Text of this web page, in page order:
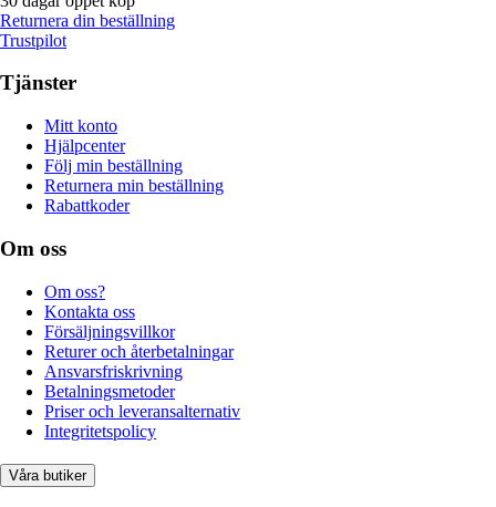
Returnera din beställning
Trustpilot
Tjänster
Mitt konto
Hjälpcenter
Följ min beställning
Returnera min beställning
Rabattkoder
Om oss
Om oss?
Kontakta oss
Försäljningsvillkor
Returer och återbetalningar
Ansvarsfriskrivning
Betalningsmetoder
Priser och leveransalternativ
Integritetspolicy
Våra butiker